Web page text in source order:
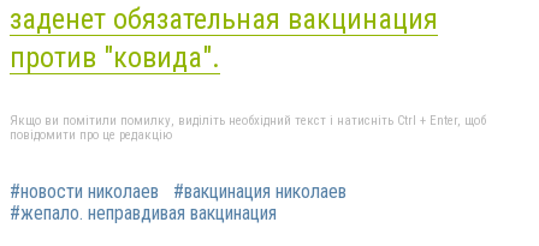
заденет обязательная вакцинация
против "ковида".
Якщо ви помітили помилку, виділіть необхідний текст і натисніть Ctrl + Enter, щоб
повідомити про це редакцію
#новости николаев
#вакцинация николаев
#жепало. неправдивая вакцинация